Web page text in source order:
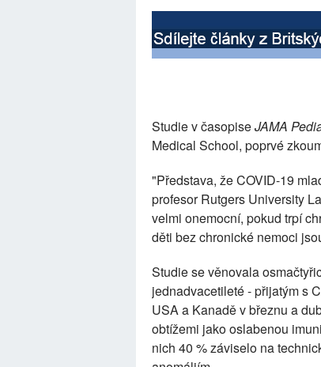
Studie v časopiseJAMA
Medical School, poprvé
"Představa, že COVID-19
profesor Rutgers University
velmi onemocní, pokud trpí
děti bez chronické nemoci
Studie se věnovala
jednadvacetileté - přijatým s
USA a Kanadě v březnu a
obtížemi jako oslabenou
nich 40 % záviselo na